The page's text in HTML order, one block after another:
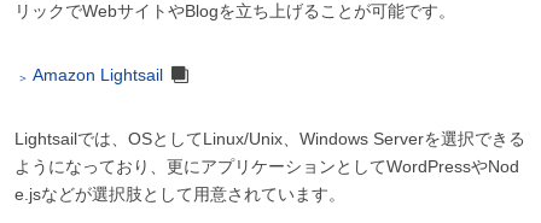
リックでWebサイトやBlogを立ち上げることが可能です。
Amazon Lightsail
Lightsailでは、OSとしてLinux/Unix、Windows Serverを選択できる
ようになっており、更にアプリケーションとしてWordPressやNod
e.jsなどが選択肢として用意されています。